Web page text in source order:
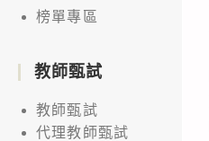
榜單專區
教師甄試
教師甄試
代理教師甄試